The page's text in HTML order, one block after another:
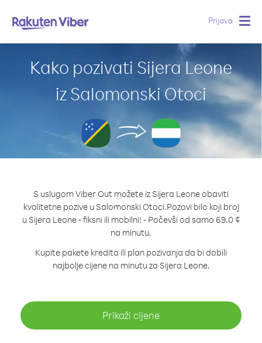
Prijava
Kako pozivati Sijera Leone
iz Salomonski Otoci
S uslugom Viber Out možete iz Sijera Leone obaviti
kvalitetne pozive u Salomonski Otoci.Pozovi bilo koji broj
u Sijera Leone - fiksni ili mobilni! - Počevši od samo 69.0 ¢
na minutu.
Kupite pakete kredita ili plan pozivanja da bi dobili
najbolje cijene na minutu za Sijera Leone.
Prikaži cijene